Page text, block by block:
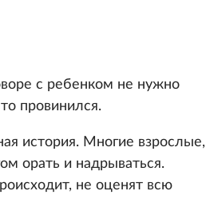
с ребенком не нужно
провинился.
история. Многие взрослые,
орать и надрываться.
не оценят всю